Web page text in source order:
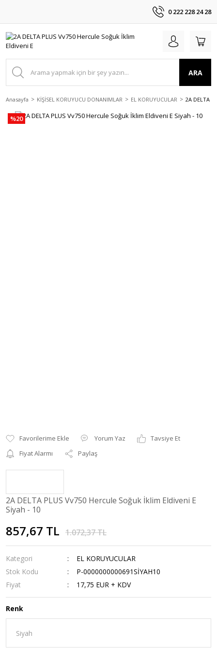
0 222 228 24 28
ARA
Anasayfa KİŞİSEL KORUYUCU DONANIMLAR EL KORUYUCULAR 2A DELTA
%20
Yorum Yaz
Tavsiye Et
Fiyat Alarmı
Paylaş
2A DELTA PLUS Vv750 Hercule Soğuk İklim Eldiveni E
Siyah - 10
857,67 TL 1.072,37 TL
Kategori
EL KORUYUCULAR
Stok Kodu
P-0000000000691SİYAH10
Fiyat
17,75 EUR + KDV
Renk